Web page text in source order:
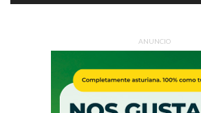
ANUNCIO